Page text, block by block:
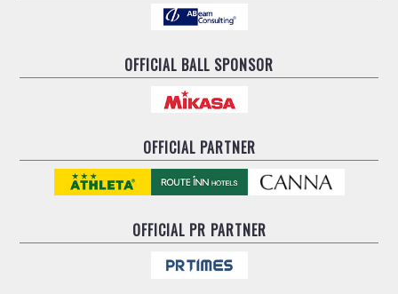
OFFICIAL BALL SPONSOR
OFFICIAL PARTNER
OFFICIALPR PARTNER